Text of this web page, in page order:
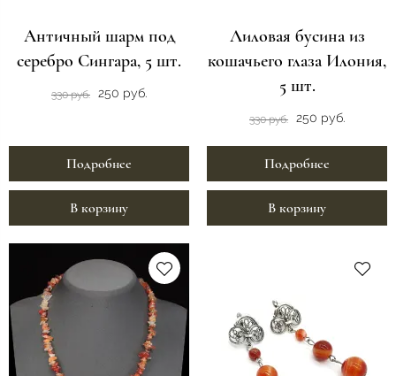
Античный шарм под
серебро Сингара, 5 шт.
330 руб. 250 руб.
Подробнее
В корзину
Лиловая бусина из
кошачьего глаза Илония,
5 шт.
330 руб. 250 руб.
Подробнее
В корзину